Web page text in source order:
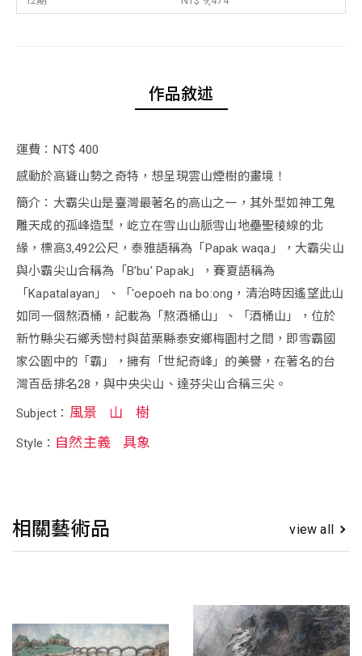
作品敘述
運費：NT$ 400
感動於高聳山勢之奇特，想呈現雲山煙樹的畫境！
簡介：大霸尖山是臺灣最著名的高山之一，其外型如神工鬼
雕天成的孤峰造型，屹立在雪山山脈雪山地壘聖稜線的北
緣，標高3,492公尺，泰雅語稱為「Papak waqa」，大霸尖山
與小霸尖山合稱為「B'bu' Papak」，賽夏語稱為
「Kapatalayan」、「'oepoeh na bo:ong，清治時因遙望此山
如同一個熬酒桶，記載為「熬酒桶山」、「酒桶山」，位於
新竹縣尖石鄉秀巒村與苗栗縣泰安鄉梅園村之間，即雪霸國
家公園中的「霸」，擁有「世紀奇峰」的美譽，在著名的台
灣百岳排名28，與中央尖山、達芬尖山合稱三尖。
Subject： 風景 山 樹
Style： 自然主義 具象
相關藝術品 view all